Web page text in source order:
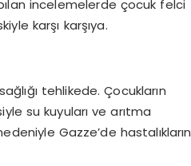
incelemelerde çocuk felci
karşı karşıya.
tehlikede. Çocukların
su kuyuları ve arıtma
Gazze’de hastalıkların